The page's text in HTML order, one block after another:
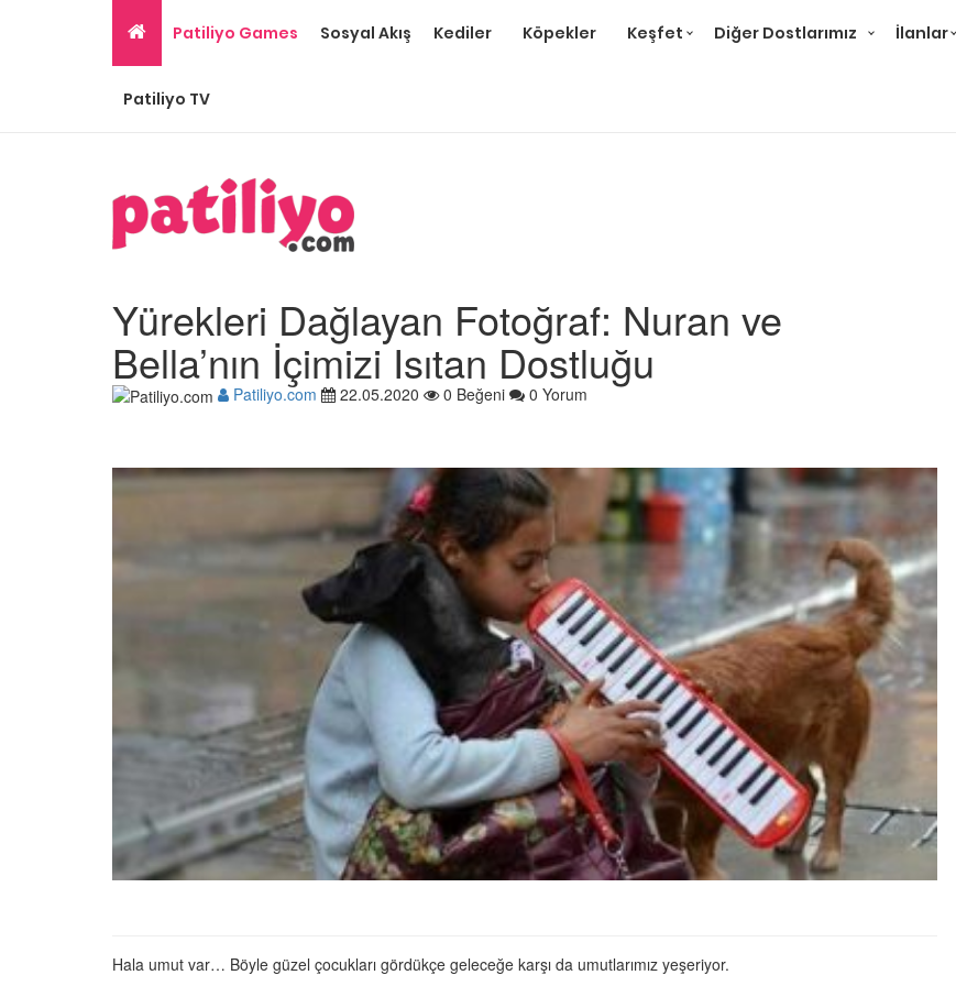
Patiliyo Games Sosyal Akış Kediler Köpekler Keşfet Diğer Dostlarımız İlanlar
Patiliyo TV
Yürekleri Dağlayan Fotoğraf: Nuran ve
Bella’nın İçimizi Isıtan Dostluğu
Patiliyo.com 22.05.2020 0 Beğeni 0 Yorum
Hala umut var… Böyle güzel çocukları gördükçe geleceğe karşı da umutlarımız yeşeriyor.
Kolay 14 Evcil Hayvan
01.01.2025
Köpeklerle İlgili Ünlü Sözler ve
Atasözleri
03.04.2024
İzmir’deki Hayvan Barınakları
Ankara’daki Hayvan Barınakları
22.05.2020
Köpeğim Su İçmiyor, Köpeklerin
Kolay 14 Evcil Hayvan
01.01.2025
Köpeklerle İlgili Ünlü Sözler ve
Atasözleri
03.04.2024
İzmir’deki Hayvan Barınakları
22.05.2020
Ankara’daki Hayvan Barınakları
22.05.2020
Köpeğim Su İçmiyor, Köpeklerin